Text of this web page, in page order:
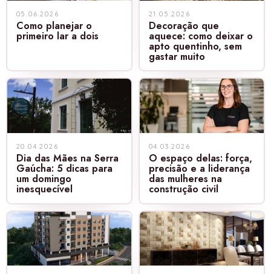
05.06.2026
Como planejar o
primeiro lar a dois
21.05.2026
Decoração que
aquece: como deixar o
apto quentinho, sem
gastar muito
20.04.2026
Dia das Mães na Serra
Gaúcha: 5 dicas para
um domingo
inesquecível
04.03.2026
O espaço delas: força,
precisão e a liderança
das mulheres na
construção civil